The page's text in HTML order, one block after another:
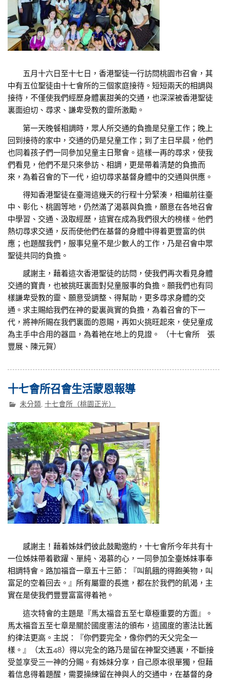
五月十六日至十七日，香港聖徒一行訪問桃園市召會，其
中有五位聖徒由十七會所的三個家庭接待。短短兩天的相調與
接待，不僅使我們經歷身體裏甜美的交通，也深深被香港聖徒
裏面迫切、尋求、謙卑受教的靈所激勵。
第一天晚餐相調時，眾人所交通的負擔是兒童工作；晚上
回到接待的家中，交通的仍是兒童工作；到了主日早晨，他們
也同着孩子們一同參加兒童主日聚會。這樣一再的尋求，使我
們看見，他們不是只來參訪、相調，更是帶着清楚的負擔而
來，為着召會的下一代，迫切尋求基督身體中的交通與供應。
得知香港聖徒在臺灣這幾天的行程十分緊湊，相繼前往臺
中、彰化、桃園等地，仍然滿了渴慕與負擔，願意在各地召會
中學習、交通、汲取經歷，這實在成為我們很大的榜樣。他們
熱切尋求交通，反而使他們在基督的身體中得着更豐富的供
應；也題醒我們，服事兒童不是少數人的工作，乃是召會中眾
聖徒共同的負擔。
感謝主，藉着這次香港聖徒的訪問，使我們再次看見身體
交通的寶貴，也被挑旺裏面對兒童服事的負擔。願我們也有同
樣謙卑受教的靈、願意受調整、得幫助，更多尋求身體的交
通。求主賜給我們在神的愛裏眞實的負擔，為着召會的下一
代，將神所賜在我們裏面的恩賜，再如火挑旺起來，使兒童成
為主手中合用的器皿，為着祂在地上的見證。 （十七會所 張
豐展、陳元賀）
十七會所召會生活蒙恩報導
未分類 ,十七會所（桃園正光）
感謝主！藉着姊妹們彼此鼓勵邀約，十七會所今年共有十
一位姊妹帶着歡躍、單純、渴慕的心，一同參加全臺姊妹事奉
相調特會。路加福音一章五十三節：『叫飢餓的得飽美物，叫
富足的空着回去。』所有屬靈的長進，都在於我們的飢渴，主
實在是使我們豐豐富富得着祂。
這次特會的主題是『馬太福音五至七章極重要的方面』。
馬太福音五至七章是關於國度憲法的頒布，這國度的憲法比舊
約律法更高。主説：『你們要完全，像你們的天父完全一
樣。』（太五48）得以完全的路乃是留在神聖交通裏，不斷接
受並享受三一神的分賜。有姊妹分享，自己原本很單獨，但藉
着信息得着題醒，需要操練留在神與人的交通中，在基督的身